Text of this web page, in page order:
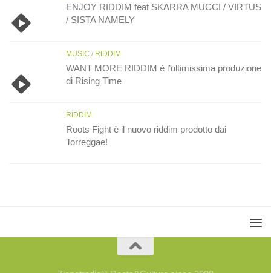
ENJOY RIDDIM feat SKARRA MUCCI / VIRTUS
/ SISTA NAMELY
MUSIC / RIDDIM
WANT MORE RIDDIM è l’ultimissima produzione
di Rising Time
RIDDIM
Roots Fight è il nuovo riddim prodotto dai
Torreggae!